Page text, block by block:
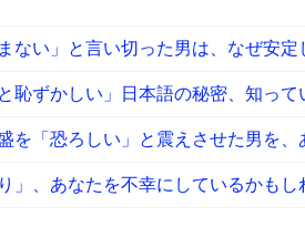
ない」と言い切った男は、なぜ安
恥ずかしい」日本語の秘密、知って
を「恐ろしい」と震えさせた男を
」、あなたを不幸にしているかもし